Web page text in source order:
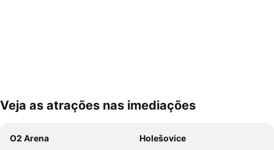
Ampliar mapa
Veja as atrações nas imediações
O2 Arena
Holešovice